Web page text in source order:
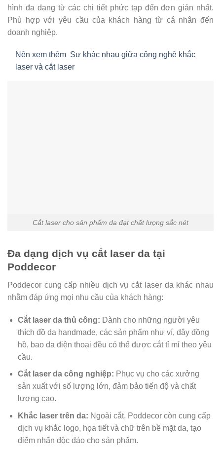
hình đa dạng từ các chi tiết phức tạp đến đơn giản nhất.
Phù hợp với yêu cầu của khách hàng từ cá nhân đến
doanh nghiệp.
Nên xem thêm Sự khác nhau giữa công nghệ khắc
laser và cắt laser
Cắt laser cho sản phẩm da đạt chất lượng sắc nét
Đa dạng dịch vụ cắt laser da tại
Poddecor
Poddecor cung cấp nhiều dịch vụ cắt laser da khác nhau
nhằm đáp ứng mọi nhu cầu của khách hàng:
Cắt laser da thủ công: Dành cho những người yêu
thích đồ da handmade, các sản phẩm như ví, dây đồng
hồ, bao da điện thoại đều có thể được cắt tỉ mỉ theo yêu
cầu.
Cắt laser da công nghiệp: Phục vụ cho các xưởng
sản xuất với số lượng lớn, đảm bảo tiến độ và chất
lượng cao.
Khắc laser trên da: Ngoài cắt, Poddecor còn cung cấp
dịch vụ khắc logo, họa tiết và chữ trên bề mặt da, tạo
điểm nhấn độc đáo cho sản phẩm.